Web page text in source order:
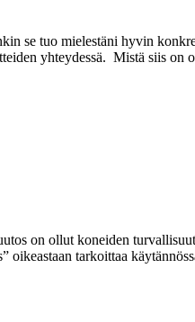
se tuo mielestäni hyvin
yhteydessä. Mistä siis
on ollut koneiden
tarkoittaa